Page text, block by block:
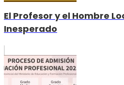
El Profesor y el Hombre
Inesperado